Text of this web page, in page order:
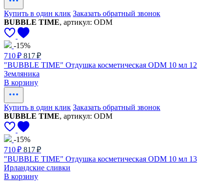
Купить в один клик Заказать обратный звонок
BUBBLE TIME, артикул: ODM
-15%
710 ₽ 817 ₽
"BUBBLE TIME" Отдушка косметическая ODM 10 мл 12
Земляника
В корзину
Купить в один клик Заказать обратный звонок
BUBBLE TIME, артикул: ODM
-15%
710 ₽ 817 ₽
"BUBBLE TIME" Отдушка косметическая ODM 10 мл 13
Ирландские сливки
В корзину